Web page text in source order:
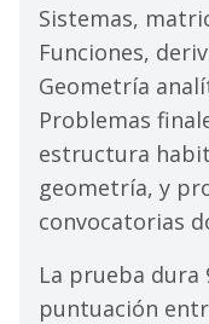
Sistemas,
Funciones,
Geometría
Problemas
estructura
geometría, y
convocatorias
La prueba
puntuación